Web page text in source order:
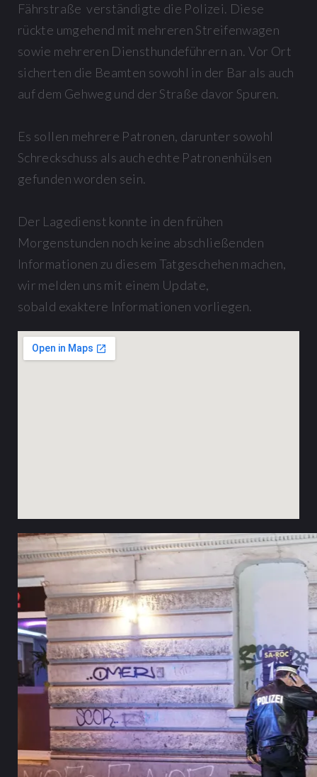
Fährstraße verständigte die Polizei. Diese
rückte umgehend mit mehreren Streifenwagen
sowie mehreren Diensthundeführern an. Vor Ort
sicherten die Beamten sowohl in der Bar als auch
auf dem Gehweg und der Straße davor Spuren.
Es sollen mehrere Patronen, darunter sowohl
Schreckschuss als auch echte Patronenhülsen
gefunden worden sein.
Der Lagedienst konnte in den frühen
Morgenstunden noch keine abschließenden
Informationen zu diesem Tatgeschehen machen,
wir melden uns mit einem Update,
sobald exaktere Informationen vorliegen.